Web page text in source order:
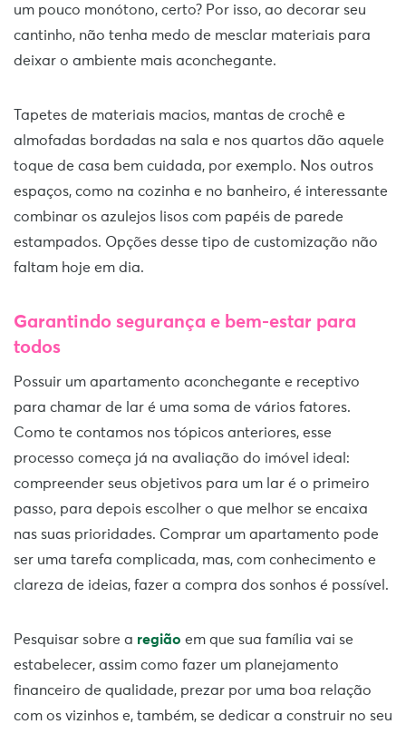
um pouco monótono, certo? Por isso, ao decorar seu
cantinho, não tenha medo de mesclar materiais para
deixar o ambiente mais aconchegante.
Tapetes de materiais macios, mantas de crochê e
almofadas bordadas na sala e nos quartos dão aquele
toque de casa bem cuidada, por exemplo. Nos outros
espaços, como na cozinha e no banheiro, é interessante
combinar os azulejos lisos com papéis de parede
estampados. Opções desse tipo de customização não
faltam hoje em dia.
Garantindo segurança e bem-estar para
todos
Possuir um apartamento aconchegante e receptivo
para chamar de lar é uma soma de vários fatores.
Como te contamos nos tópicos anteriores, esse
processo começa já na avaliação do imóvel ideal:
compreender seus objetivos para um lar é o primeiro
passo, para depois escolher o que melhor se encaixa
nas suas prioridades. Comprar um apartamento pode
ser uma tarefa complicada, mas, com conhecimento e
clareza de ideias, fazer a compra dos sonhos é possível.
Pesquisar sobre a região em que sua família vai se
estabelecer, assim como fazer um planejamento
financeiro de qualidade, prezar por uma boa relação
com os vizinhos e, também, se dedicar a construir no seu